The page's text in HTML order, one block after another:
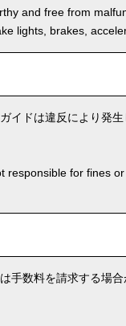
and free from
lights, brakes,
イドは違反により発
responsible for fines
手数料を請求する場合